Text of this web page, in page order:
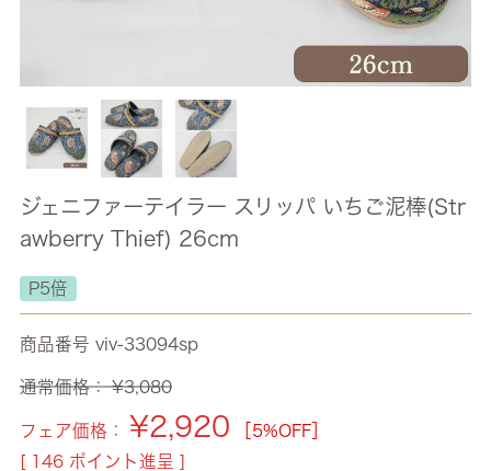
ジェニファーテイラー スリッパ いちご泥棒(Str
awberry Thief) 26cm
P5倍
商品番号 viv-33094sp
通常価格： ¥3,080
フェア価格： ¥2,920
［5%OFF］
[ 146 ポイント進呈 ]